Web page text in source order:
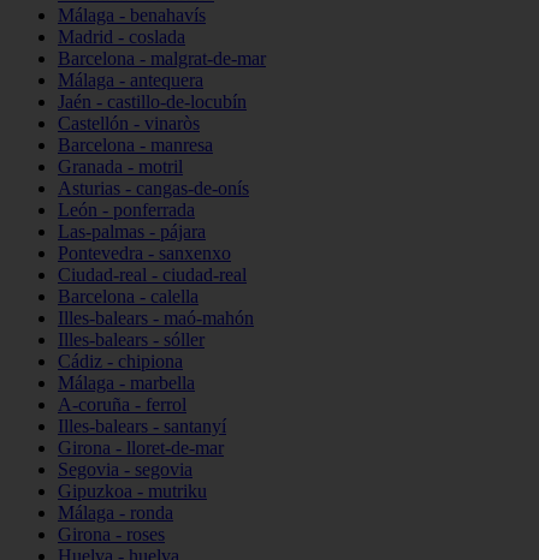
Málaga - benahavís
Madrid - coslada
Barcelona - malgrat-de-mar
Málaga - antequera
Jaén - castillo-de-locubín
Castellón - vinaròs
Barcelona - manresa
Granada - motril
Asturias - cangas-de-onís
León - ponferrada
Las-palmas - pájara
Pontevedra - sanxenxo
Ciudad-real - ciudad-real
Barcelona - calella
Illes-balears - maó-mahón
Illes-balears - sóller
Cádiz - chipiona
Málaga - marbella
A-coruña - ferrol
Illes-balears - santanyí
Girona - lloret-de-mar
Segovia - segovia
Gipuzkoa - mutriku
Málaga - ronda
Girona - roses
Huelva - huelva